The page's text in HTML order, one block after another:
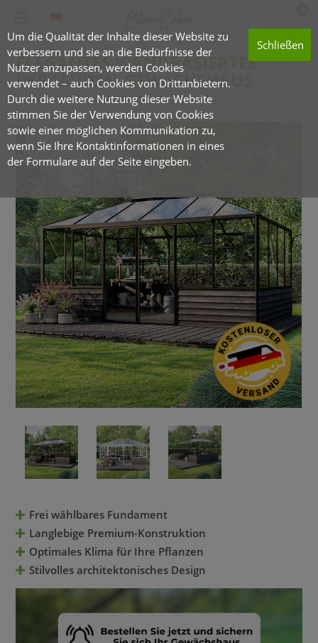
Um die Qualität der Inhalte dieser Website zu
verbessern und sie an die Bedürfnisse der
Nutzer anzupassen, werden Cookies
verwendet – auch Cookies von Drittanbietern.
Durch die weitere Nutzung dieser Website
stimmen Sie der Verwendung von Cookies
sowie einer möglichen Kommunikation zu,
wenn Sie Ihre Kontaktinformationen in eines
der Formulare auf der Seite eingeben.
Schließen
ELEGANTES WANDBASIERTES
PYRAMIDEN-GEWÄCHSHAUS
pyramiden-gewächshaus für mauersockel
Frei wählbares Fundament
Langlebige Premium-Konstruktion
Optimales Klima für Ihre Pflanzen
Stilvolles architektonisches Design